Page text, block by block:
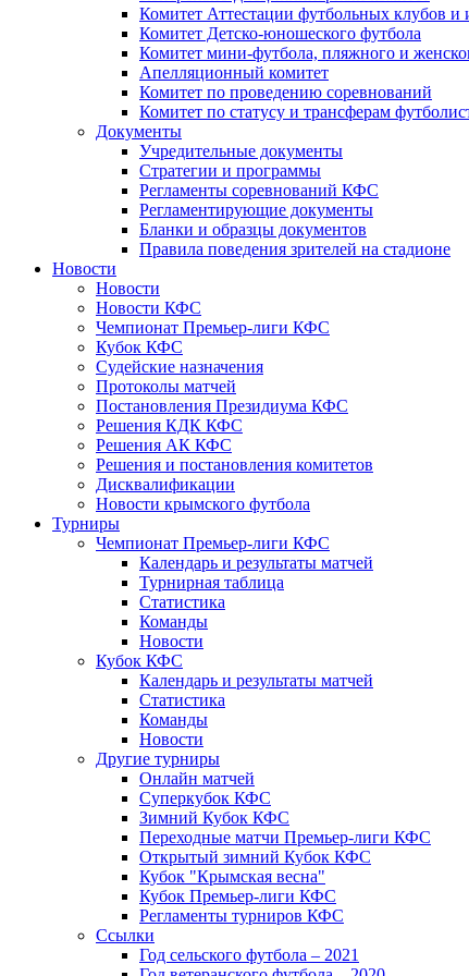
Комитет Аттестации футбольных клубов и
Комитет Детско-юношеского футбола
Комитет мини-футбола, пляжного и
Апелляционный комитет
Комитет по проведению соревнований
Комитет по статусу и трансферам
Документы
Учредительные документы
Стратегии и программы
Регламенты соревнований КФС
Регламентирующие документы
Бланки и образцы документов
Правила поведения зрителей на стадионе
Новости
Новости
Новости КФС
Чемпионат Премьер-лиги КФС
Кубок КФС
Судейские назначения
Протоколы матчей
Постановления Президиума КФС
Решения КДК КФС
Решения АК КФС
Решения и постановления комитетов
Дисквалификации
Новости крымского футбола
Турниры
Чемпионат Премьер-лиги КФС
Календарь и результаты матчей
Турнирная таблица
Статистика
Команды
Новости
Кубок КФС
Календарь и результаты матчей
Статистика
Команды
Новости
Другие турниры
Онлайн матчей
Суперкубок КФС
Зимний Кубок КФС
Переходные матчи Премьер-лиги КФС
Открытый зимний Кубок КФС
Кубок "Крымская весна"
Кубок Премьер-лиги КФС
Регламенты турниров КФС
Ссылки
Год сельского футбола – 2021